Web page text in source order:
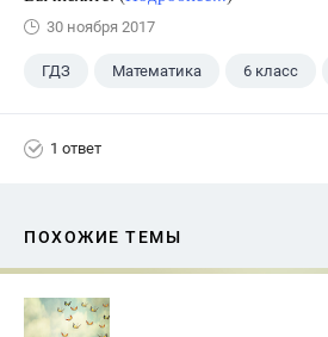
30 ноября 2017
ГДЗ Математика 6 класс
1 ответ
ПОХОЖИЕ ТЕМЫ